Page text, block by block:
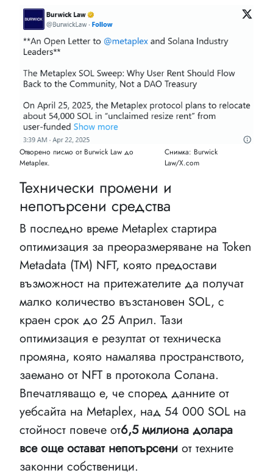
Отворено писмо от Burwick Law до
Metaplex.
Снимка: Burwick
Law/X.com
Технически промени и
непотърсени средства
В последно време Metaplex стартира
оптимизация за преоразмеряване на Token
Metadata (TM) NFT, която предостави
възможност на притежателите да получат
малко количество възстановен SOL, с
краен срок до 25 Април. Тази
оптимизация е резултат от техническа
промяна, която намалява пространството,
заемано от NFT в протокола Солана.
Впечатляващо е, че според данните от
уебсайта на Metaplex, над 54 000 SOL на
стойност повече от6,5 милиона долара
все още остават непотърсени от техните
законни собственици.